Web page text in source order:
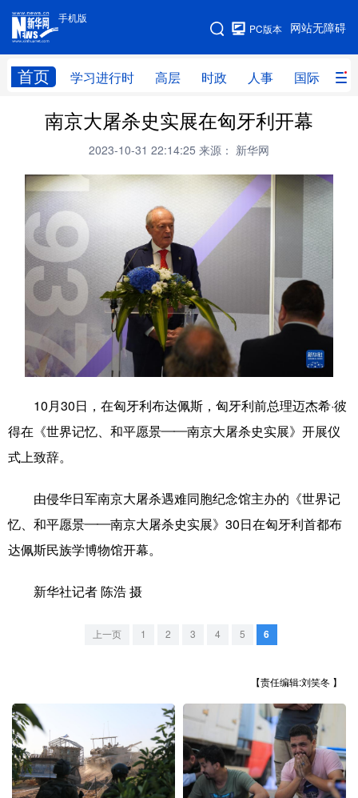
手机版
网站无障碍
PC版本
首页 学习进行时 高层 时政 人事 国际 财
手机版
网站地图
学习进行时 高层 时政 人事
财经 网评
台湾 思客智库 全球连线 教育
科技 科创 量子
书画 健康
访谈 视频 政务
中央文件 金融 汽车
食品 人居 信息化 数字经济
城市 能源
彩票
一带一路 上市公司
文化产业
地方频道
江西
湖南
广东 广西 海南 重庆
四川 贵州 云南 西藏
南京大屠杀史实展在匈牙利开幕
2023-10-31 22:14:25 来源： 新华网
10月30日，在匈牙利布达佩斯，匈牙利前总理迈杰希·彼
得在《世界记忆、和平愿景——南京大屠杀史实展》开展仪
式上致辞。
由侵华日军南京大屠杀遇难同胞纪念馆主办的《世界记
忆、和平愿景——南京大屠杀史实展》30日在匈牙利首都布
达佩斯民族学博物馆开幕。
新华社记者 陈浩 摄
上一页 1 2 3 4 5 6
【责任编辑:刘笑冬 】